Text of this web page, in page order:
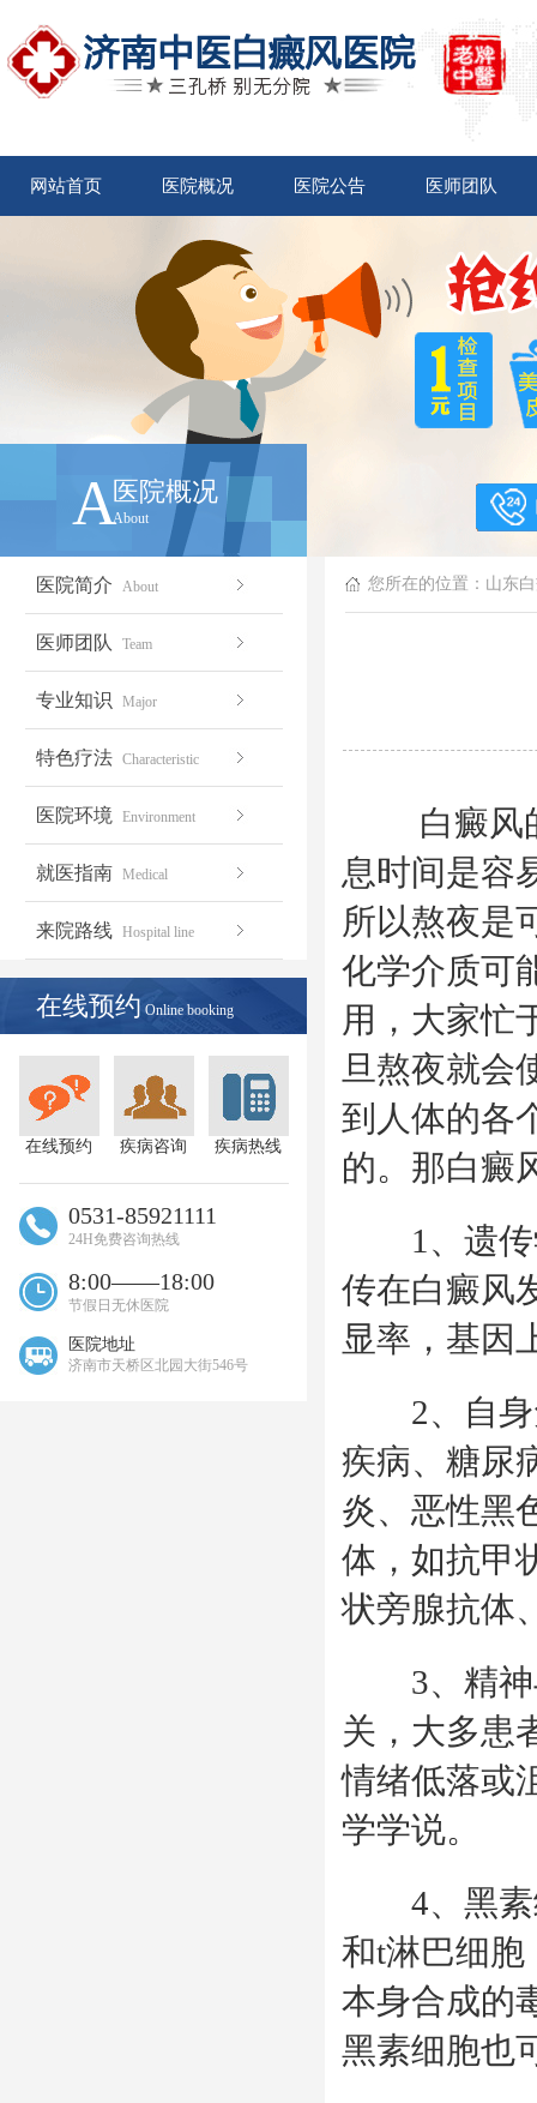
网站首页 医院概况 医院公告 医师团队
A医院概况
About
医院简介 About
医师团队 Team
专业知识 Major
特色疗法 Characteristic
医院环境 Environment
就医指南 Medical
来院路线 Hospital line
在线预约 Online booking
在线预约 疾病咨询 疾病热线
0531-85921111
24H免费咨询热线
8:00——18:00
节假日无休医院
医院地址
济南市天桥区北园大街546号
您所在的位置： 山东
白癜风的
息时间是容
所以熬夜是
化学介质可
用，大家忙
旦熬夜就会
到人体的各
的。那白癜
1、遗传
传在白癜风
显率，基因
2、自身
疾病、糖尿
炎、恶性黑
体，如抗甲
状旁腺抗体
3、精神
关，大多患
情绪低落或
学学说。
4、黑素
和t淋巴细胞
本身合成的
黑素细胞也